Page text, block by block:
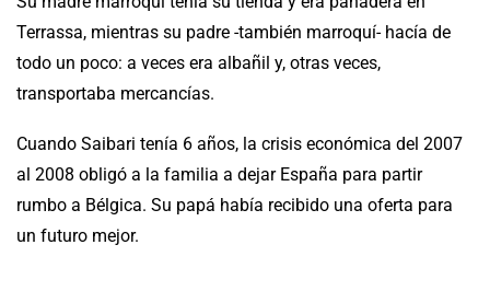
Terrassa, mientras su padre -también marroquí- hacía de
todo un poco: a veces era albañil y, otras veces,
transportaba mercancías.
Cuando Saibari tenía 6 años, la crisis económica del 2007
al 2008 obligó a la familia a dejar España para partir
rumbo a Bélgica. Su papá había recibido una oferta para
un futuro mejor.